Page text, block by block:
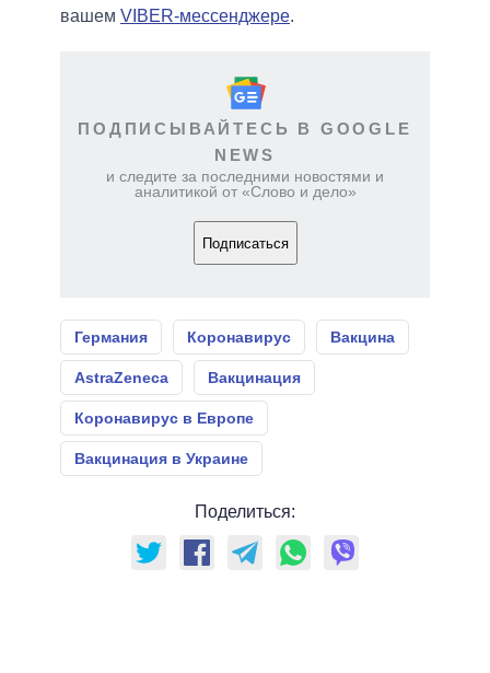
вашем VIBER-мессенджере.
ПОДПИСЫВАЙТЕСЬ В GOOGLE
NEWS
и следите за последними новостями и
аналитикой от «Слово и дело»
Подписаться
Германия Коронавирус Вакцина
AstraZeneca Вакцинация
Коронавирус в Европе
Вакцинация в Украине
Поделиться: